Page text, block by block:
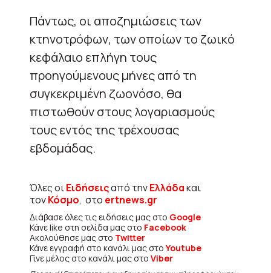
Πάντως, οι αποζημιώσεις των
κτηνοτρόφων, των οποίων το ζωικό
κεφάλαιο επλήγη τους
προηγούμενους μήνες από τη
συγκεκριμένη ζωονόσο, θα
πιστωθούν στους λογαριασμούς
τους εντός της τρέχουσας
εβδομάδας.
Όλες οιΕιδήσειςαπό τηνΕλλάδακαι
τονΚόσμο, στο ertnews.gr
Διάβασε όλες τις ειδήσεις μας στο Google
Κάνε like στη σελίδα μας στο Facebook
Ακολούθησε μας στο Twitter
Κάνε εγγραφή στο κανάλι μας στοYoutube
Γίνε μέλος στο κανάλι μας στο Viber